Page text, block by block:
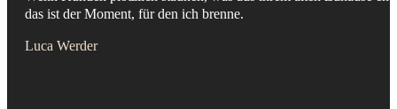
das ist der Moment, für den ich brenne.
Luca Werder